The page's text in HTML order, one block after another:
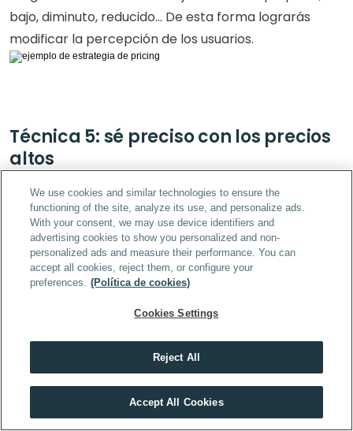
bajo, diminuto, reducido... De esta forma lograrás
modificar la percepción de los usuarios.
Técnica 5: sé preciso con los precios
altos
Los compradores pagan más dinero cuando los
precios son específicos.
No es por un tema de negociaciones, sino que los
precios específicos se perciben como más
Esto se debe principalmente a que estos se utilizan
sobre todo con números bajos (1,55€, 3.60€).
HACER TEST
We use cookies and similar technologies to ensure the
functioning of the site, analyze its use, and personalize ads.
With your consent, we may use device identifiers and
advertising cookies to show you personalized and non-
personalized ads and measure their performance. You can
accept all cookies, reject them, or configure your
preferences. (Política de cookies)
Cookies Settings
Reject All
Accept All Cookies